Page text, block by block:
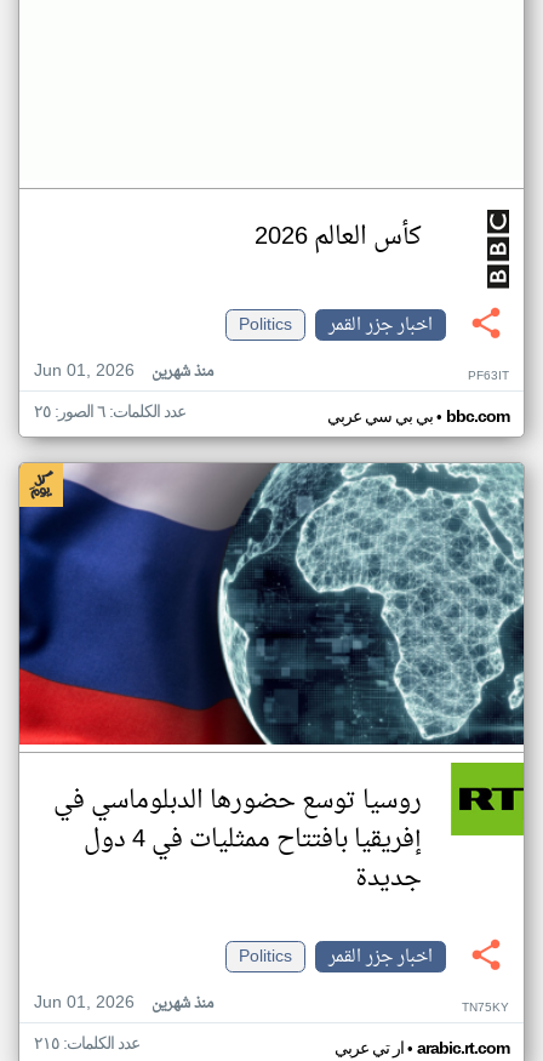
كأس العالم 2026
اخبار جزر القمر
Politics
Jun 01, 2026
منذ شهرين PF63IT
بي بي سي عربي• bbc.com عدد الكلمات: ٦ الصور: ٢٥
روسيا توسع حضورها الدبلوماسي في
إفريقيا بافتتاح ممثليات في 4 دول
جديدة
اخبار جزر القمر
Politics
Jun 01, 2026
منذ شهرين TN75KY
ار تي عربي• arabic.rt.com عدد الكلمات: ٢١٥